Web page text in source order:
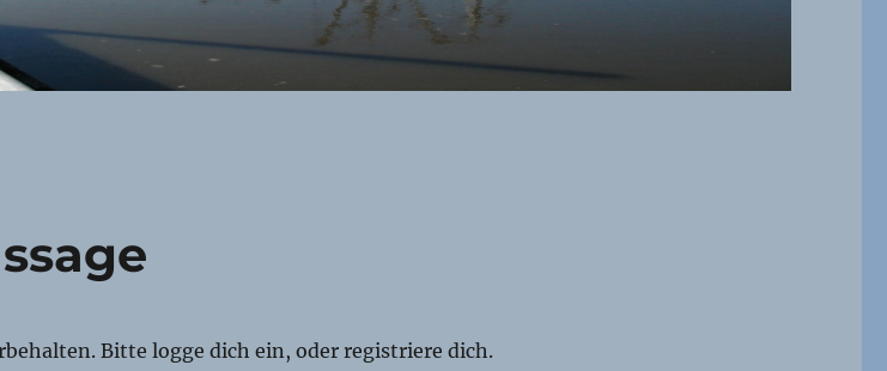
Bitte logge dich ein, oder registriere dich.